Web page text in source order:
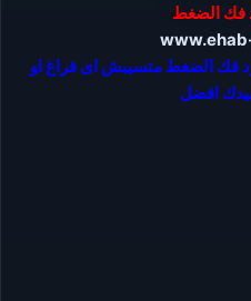
فك الضغط
فك الضغط متسيبش اى فراغ او
بيدك افضل